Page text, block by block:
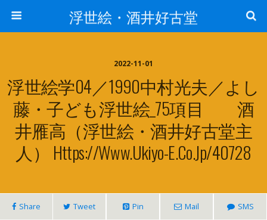
浮世絵・酒井好古堂
2022-11-01
浮世絵学04／1990中村光夫／よし
藤・子ども浮世絵_75項目 酒
井雁高（浮世絵・酒井好古堂主
人） Https://www.ukiyo-E.co.jp/40728
Share Tweet Pin Mail SMS